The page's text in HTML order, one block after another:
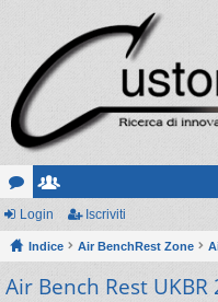
or
u
m
sc
ritt
i
Login Iscriviti
Indice Air BenchRest Zone
Air Bench Rest UKBR